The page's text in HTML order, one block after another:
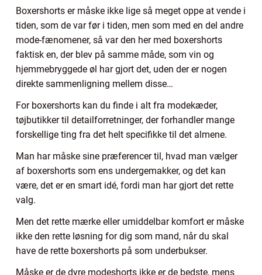
Boxershorts er måske ikke lige så meget oppe at vende i
tiden, som de var før i tiden, men som med en del andre
mode-fænomener, så var den her med boxershorts
faktisk en, der blev på samme måde, som vin og
hjemmebryggede øl har gjort det, uden der er nogen
direkte sammenligning mellem disse…
For boxershorts kan du finde i alt fra modekæder,
tøjbutikker til detailforretninger, der forhandler mange
forskellige ting fra det helt specifikke til det almene.
Man har måske sine præferencer til, hvad man vælger
af boxershorts som ens undergemakker, og det kan
være, det er en smart idé, fordi man har gjort det rette
valg.
Men det rette mærke eller umiddelbar komfort er måske
ikke den rette løsning for dig som mand, når du skal
have de rette boxershorts på som underbukser.
Måske er de dyre modeshorts ikke er de bedste, mens